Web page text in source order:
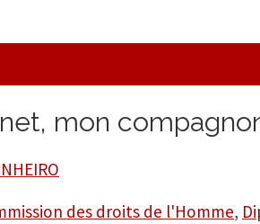
mon
des droits de l'Homme,